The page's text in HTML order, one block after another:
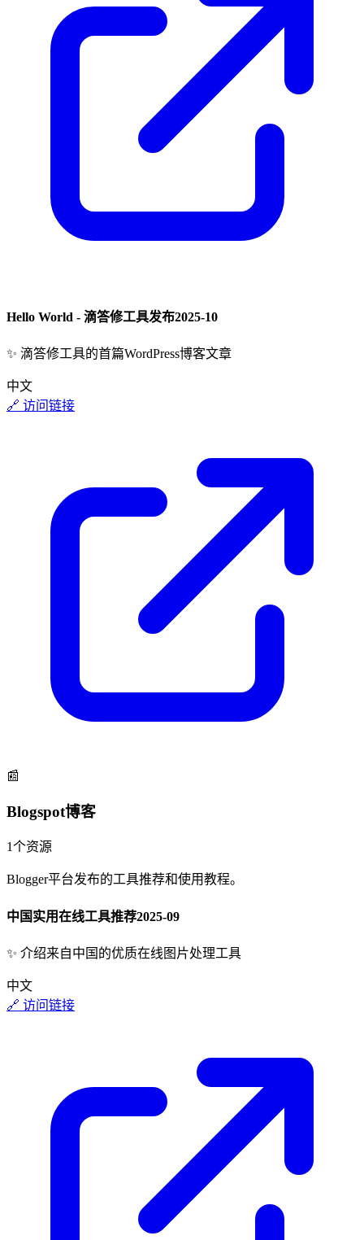
Hello World - 滴答修工具发布2025-10
✨ 滴答修工具的首篇WordPress博客文章
中文
🔗 访问链接
📰
Blogspot博客
1个资源
Blogger平台发布的工具推荐和使用教程。
中国实用在线工具推荐2025-09
✨ 介绍来自中国的优质在线图片处理工具
中文
🔗 访问链接